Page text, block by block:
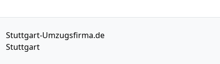
Stuttgart-Umzugsfirma.de
Stuttgart